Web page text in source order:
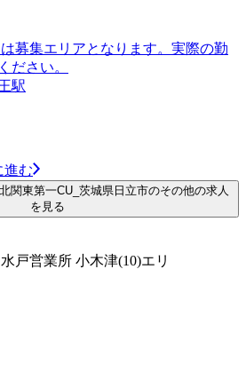
募集エリアとなります。実際の勤
ださい。
駅
進む
関東第一CU_茨城県日立市のその他の求人
を見る
戸営業所 小木津(10)エリ